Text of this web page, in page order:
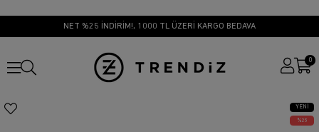
NET %25 İNDİRİM!, 1000 TL ÜZERİ KARGO BEDAVA
0
YENI
ÜRÜN
25